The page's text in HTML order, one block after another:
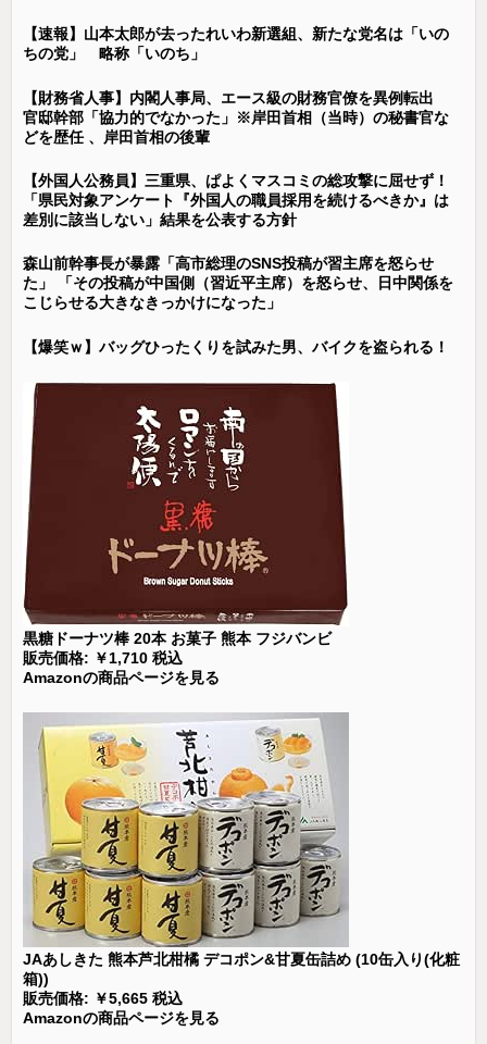
【速報】山本太郎が去ったれいわ新選組、新たな党名は「いの
ちの党」 略称「いのち」
【財務省人事】内閣人事局、エース級の財務官僚を異例転出
官邸幹部「協力的でなかった」※岸田首相（当時）の秘書官な
どを歴任 、岸田首相の後輩
【外国人公務員】三重県、ぱよくマスコミの総攻撃に屈せず！
「県民対象アンケート『外国人の職員採用を続けるべきか』は
差別に該当しない」結果を公表する方針
森山前幹事長が暴露「高市総理のSNS投稿が習主席を怒らせ
た」 「その投稿が中国側（習近平主席）を怒らせ、日中関係を
こじらせる大きなきっかけになった」
【爆笑ｗ】バッグひったくりを試みた男、バイクを盗られる！
黒糖ドーナツ棒 20本 お菓子 熊本 フジバンビ
販売価格: ￥1,710 税込
Amazonの商品ページを見る
JAあしきた 熊本芦北柑橘 デコポン&甘夏缶詰め (10缶入り(化粧
箱))
販売価格: ￥5,665 税込
Amazonの商品ページを見る